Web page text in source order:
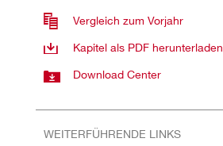
Vergleich zum Vorjahr
Kapitel als PDF herunterladen
Download Center
WEITERFÜHRENDE LINKS